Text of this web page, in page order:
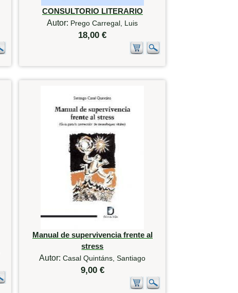
CONSULTORIO LITERARIO
Autor: Prego Carregal, Luis
18,00 €
Manual de supervivencia frente al
stress
Autor:Casal Quintáns, Santiago
9,00 €